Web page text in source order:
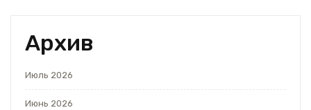
Архив
Июль 2026
Июнь 2026